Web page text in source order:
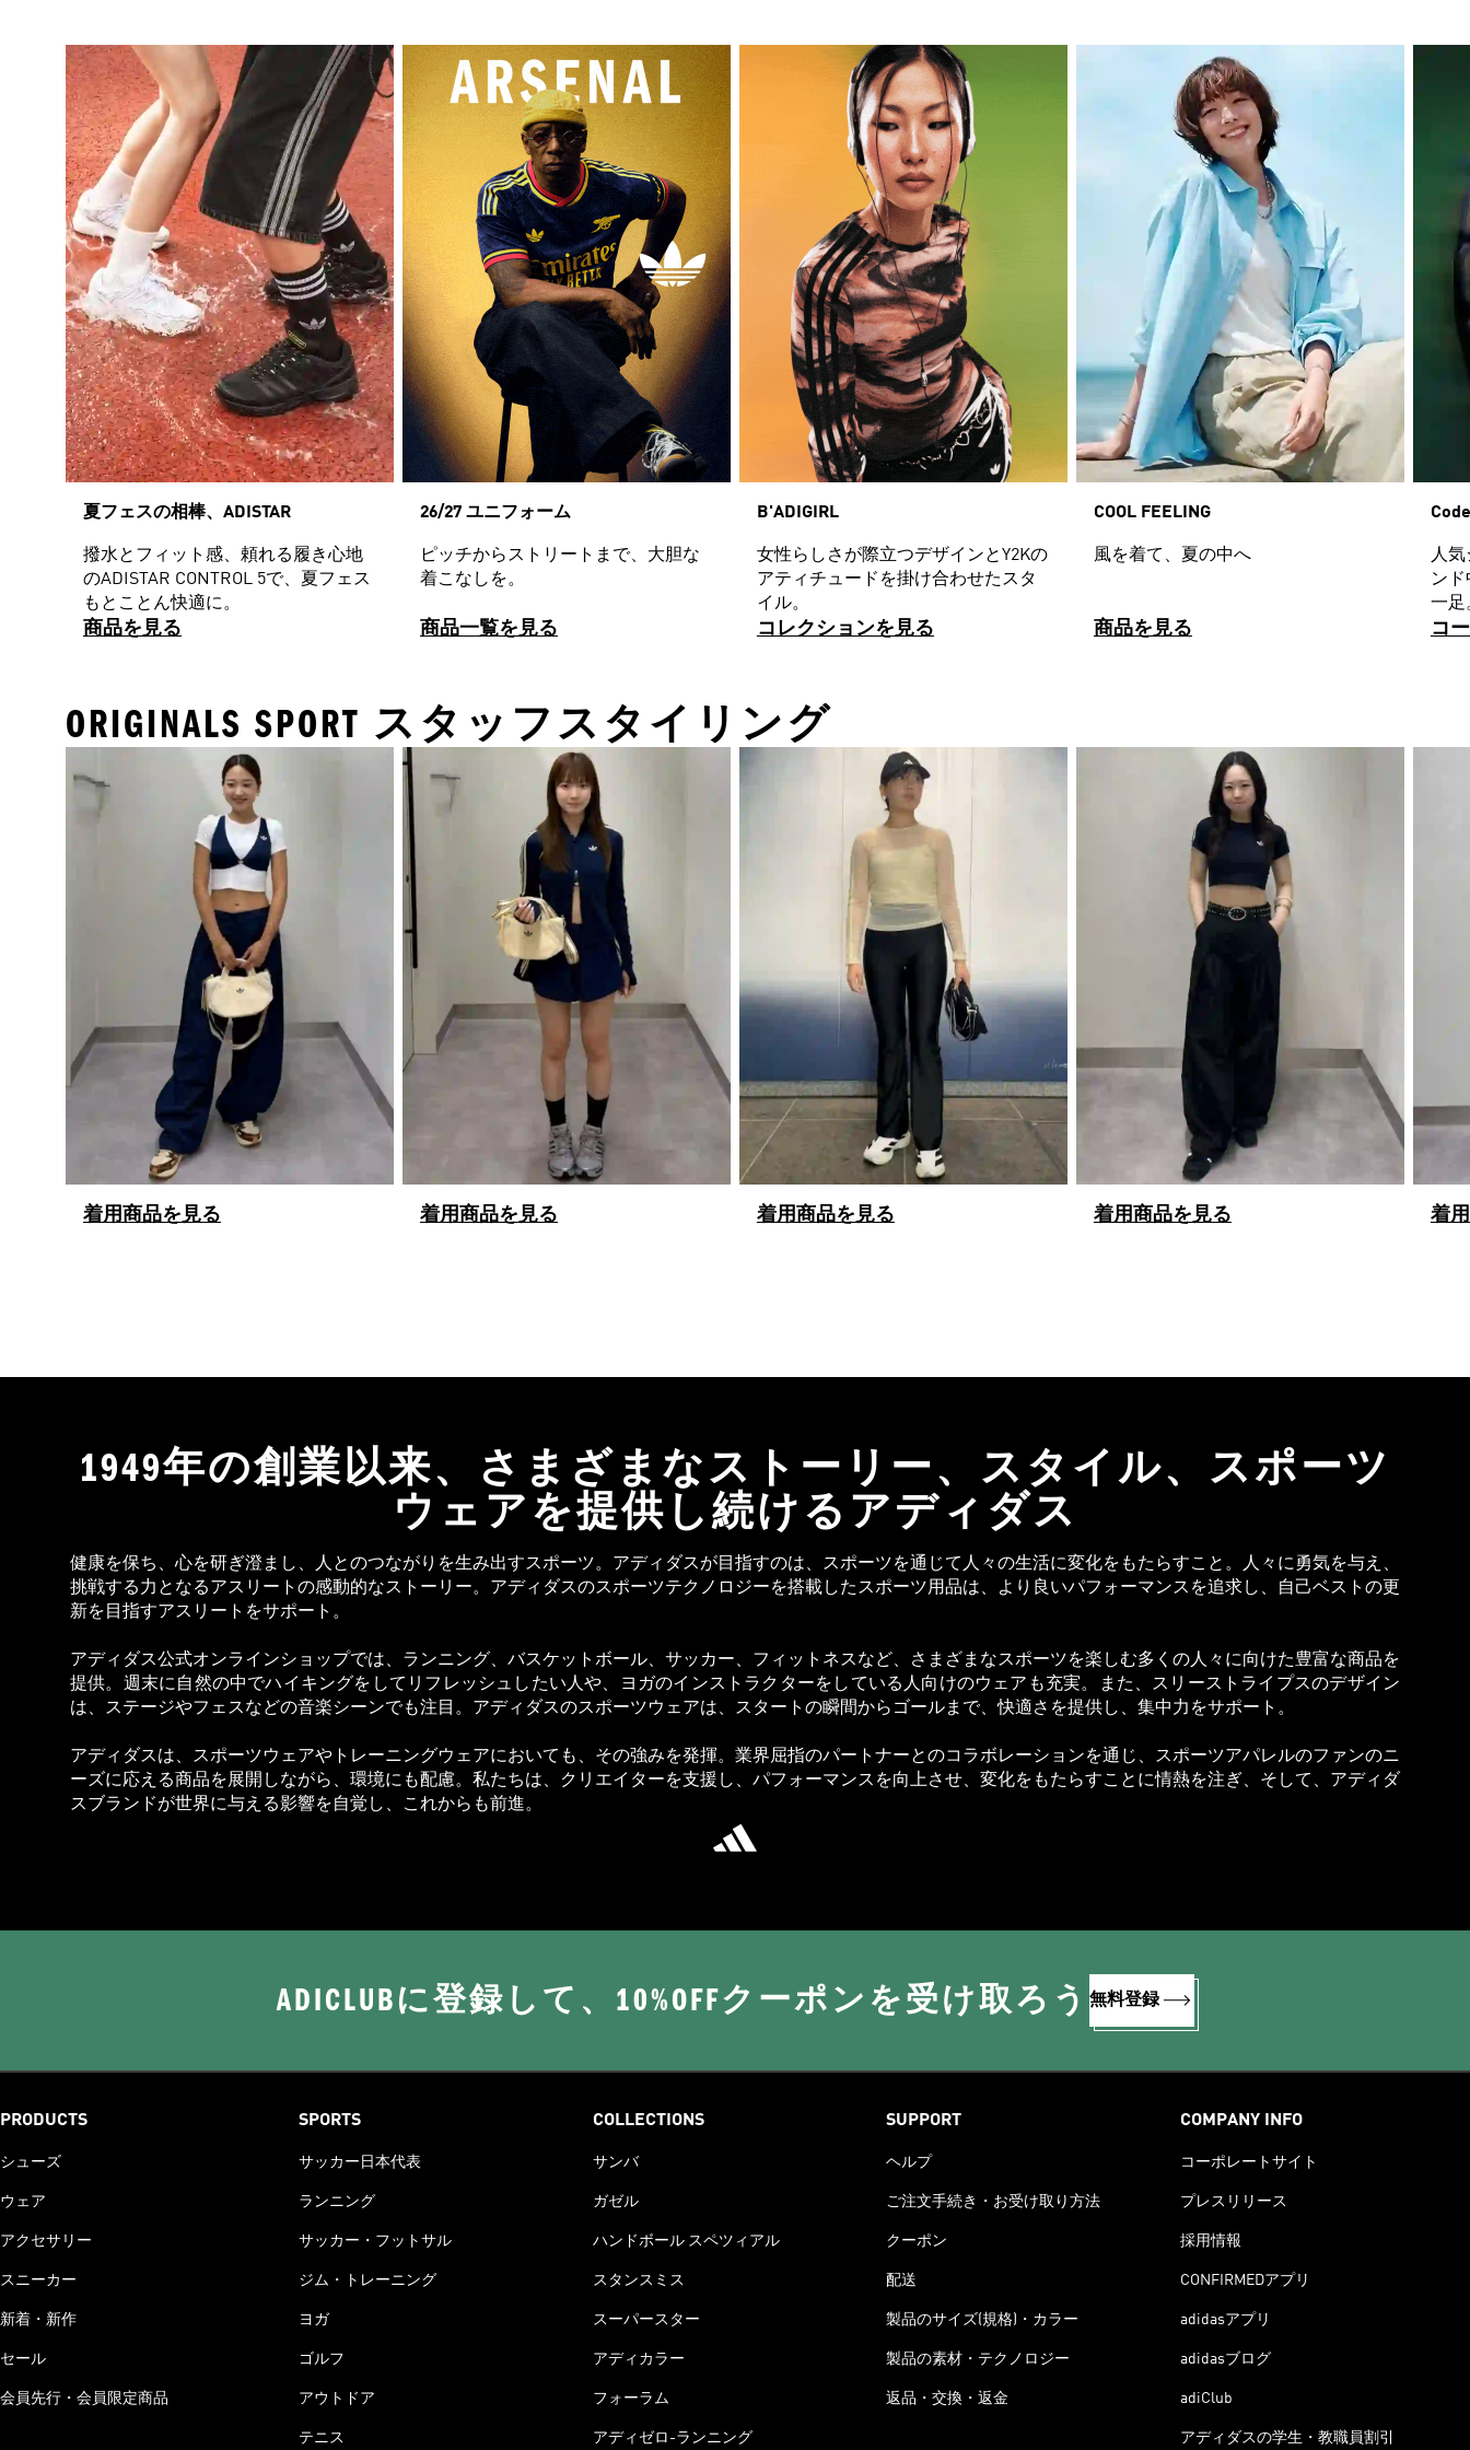
夏フェスの相棒、ADISTAR
撥水とフィット感、頼れる履き心地
のADISTAR CONTROL 5で、夏フェス
もとことん快適に。
商品を見る
26/27 ユニフォーム
ピッチからストリートまで、大胆な
着こなしを。
商品一覧を見る
B'ADIGIRL
女性らしさが際立つデザインとY2Kの
アティチュードを掛け合わせたスタ
イル。
コレクションを見る
COOL FEELING
風を着て、夏の中へ
商品を見る
人
ン
一足
コ
ORIGINALS SPORT スタッフスタイリング
着用商品を見る 着用商品を見る 着用商品を見る 着用商品を見る 着
1949年の創業以来、さまざまなストーリー、スタイル、スポーツ
ウェアを提供し続けるアディダス
健康を保ち、心を研ぎ澄まし、人とのつながりを生み出すスポーツ。アディダスが目指すのは、スポーツを通じて人々の生活に変化をもたらすこと。人々に勇気を与え、
挑戦する力となるアスリートの感動的なストーリー。アディダスのスポーツテクノロジーを搭載したスポーツ用品は、より良いパフォーマンスを追求し、自己ベストの更
新を目指すアスリートをサポート。
アディダス公式オンラインショップでは、ランニング、バスケットボール、サッカー、フィットネスなど、さまざまなスポーツを楽しむ多くの人々に向けた豊富な商品を
提供。週末に自然の中でハイキングをしてリフレッシュしたい人や、ヨガのインストラクターをしている人向けのウェアも充実。また、スリーストライプスのデザイン
は、ステージやフェスなどの音楽シーンでも注目。アディダスのスポーツウェアは、スタートの瞬間からゴールまで、快適さを提供し、集中力をサポート。
アディダスは、スポーツウェアやトレーニングウェアにおいても、その強みを発揮。業界屈指のパートナーとのコラボレーションを通じ、スポーツアパレルのファンのニ
ーズに応える商品を展開しながら、環境にも配慮。私たちは、クリエイターを支援し、パフォーマンスを向上させ、変化をもたらすことに情熱を注ぎ、そして、アディダ
スブランドが世界に与える影響を自覚し、これからも前進。
ADICLUBに登録して、10%OFFクーポンを受け取ろう 無料登録
PRODUCTS
シューズ
ウェア
アクセサリー
スニーカー
新着・新作
セール
会員先行・会員限定商品
SPORTS
サッカー日本代表
ランニング
サッカー・フットサル
ジム・トレーニング
ヨガ
ゴルフ
アウトドア
テニス
COLLECTIONS
サンバ
ガゼル
ハンドボール スペツィアル
スタンスミス
スーパースター
アディカラー
フォーラム
アディゼロ-ランニング
SUPPORT
ヘルプ
ご注文手続き・お受け取り方法
クーポン
配送
製品のサイズ(規格)・カラー
製品の素材・テクノロジー
返品・交換・返金
COMPANY INFO
コーポレートサイト
プレスリリース
採用情報
CONFIRMEDアプリ
adidasアプリ
adidasブログ
adiClub
アディダスの学生・教職員割引